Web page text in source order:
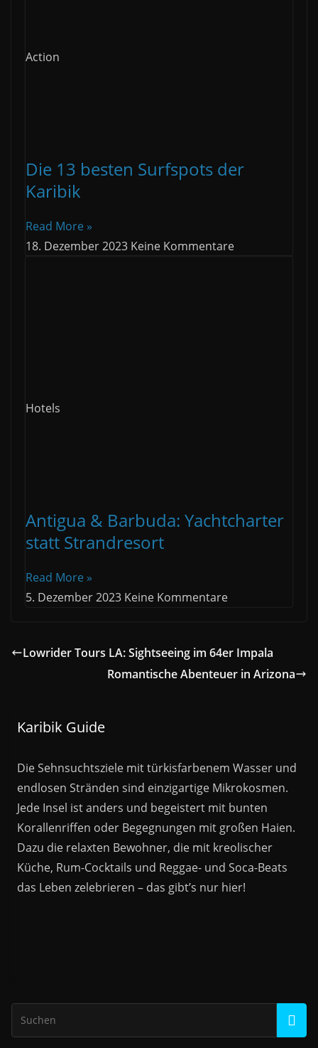
Action
Die 13 besten Surfspots der
Karibik
Read More »
18. Dezember 2023 Keine Kommentare
Hotels
Antigua & Barbuda: Yachtcharter
statt Strandresort
Read More »
5. Dezember 2023 Keine Kommentare
Lowrider Tours LA: Sightseeing im 64er Impala
Romantische Abenteuer in Arizona
Karibik Guide
Die Sehnsuchtsziele mit türkisfarbenem Wasser und
endlosen Stränden sind einzigartige Mikrokosmen.
Jede Insel ist anders und begeistert mit bunten
Korallenriffen oder Begegnungen mit großen Haien.
Dazu die relaxten Bewohner, die mit kreolischer
Küche, Rum-Cocktails und Reggae- und Soca-Beats
das Leben zelebrieren – das gibt’s nur hier!